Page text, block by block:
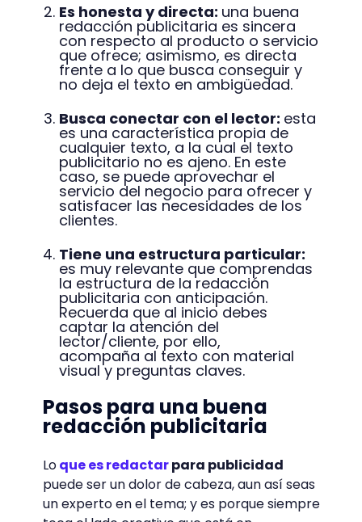
Es honesta y directa: una buena
redacción publicitaria es sincera
con respecto al producto o servicio
que ofrece; asimismo, es directa
frente a lo que busca conseguir y
no deja el texto en ambigüedad.
Busca conectar con el lector: esta
es una característica propia de
cualquier texto, a la cual el texto
publicitario no es ajeno. En este
caso, se puede aprovechar el
servicio del negocio para ofrecer y
satisfacer las necesidades de los
clientes.
Tiene una estructura particular:
es muy relevante que comprendas
la estructura de la redacción
publicitaria con anticipación.
Recuerda que al inicio debes
captar la atención del
lector/cliente, por ello,
acompaña al texto con material
visual y preguntas claves.
Pasos para una buena
redacción publicitaria
Loque es redactarpara publicidad
puede ser un dolor de cabeza, aun así seas
un experto en el tema; y es porque siempre